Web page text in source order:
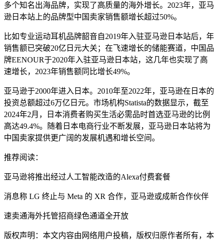
多个知名出海品牌，实现了高质量的海外增长。2023年，亚马
逊日本站上的品牌型中国卖家销售额增长超过50%。
比如专业运动耳机品牌韶音自2019年入驻亚马逊日本站后，年
销售额已突破20亿日元大关；在飞速增长的储能赛道，中国品
牌EENOUR于2020年入驻亚马逊日本站，这几年也实现了高
速增长，2023年销售额同比增长49%。
亚马逊于2000年进入日本。2010年至2022年，亚马逊在日本的
投资总额超过6万亿日元。市场机构Statista的数据显示，截至
2024年2月，日本消费者购买生活必需品时首选亚马逊的比例
高达49.4%。随着日本电商行业不断发展，亚马逊日本站将为
中国卖家提供更广阔的发展机遇和增长空间。
推荐阅读：
亚马逊将推出经过人工智能改造的Alexa付费套餐
消息称 LG 终止与 Meta 的 XR 合作，亚马逊或成新合作伙伴
速卖通海外托管招商绿色通道全开放
版权声明：本文内容由网络用户投稿，版权归原作者所有，本